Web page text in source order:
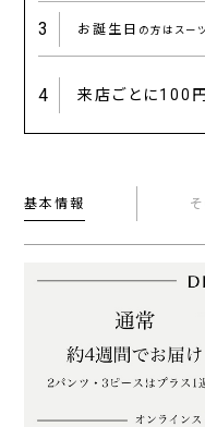
3 お誕生日 の方はスー
4 来店ごとに100
基本情報